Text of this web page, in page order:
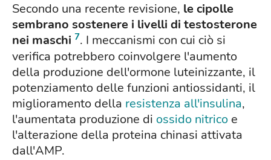
Secondo una recente revisione, le cipolle
sembrano sostenere i livelli di testosterone
nei maschi 7. I meccanismi con cui ciò si
verifica potrebbero coinvolgere l'aumento
della produzione dell'ormone luteinizzante, il
potenziamento delle funzioni antiossidanti, il
miglioramento della resistenza all'insulina,
l'aumentata produzione di ossido nitrico e
l'alterazione della proteina chinasi attivata
dall'AMP.